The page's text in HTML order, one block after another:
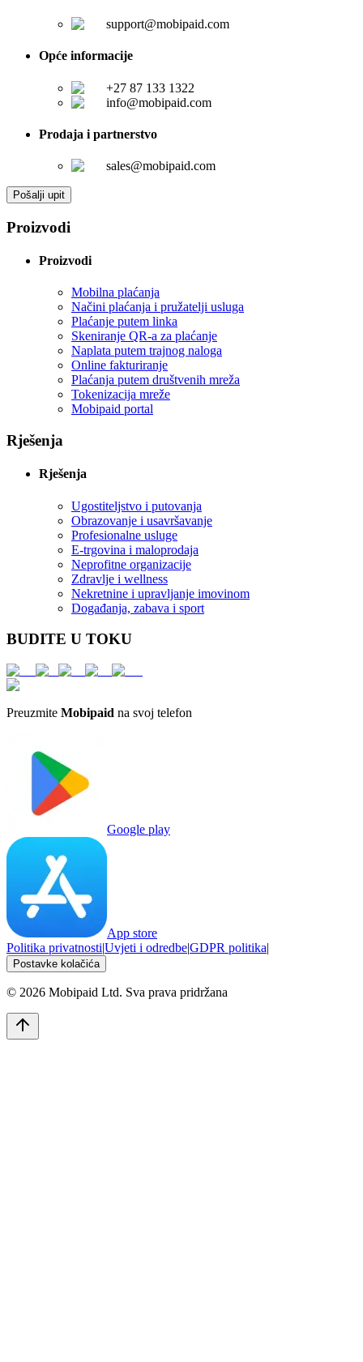
support@mobipaid.com
Opće informacije
+27 87 133 1322
info@mobipaid.com
Prodaja i partnerstvo
sales@mobipaid.com
Pošalji upit
Proizvodi
Proizvodi
Mobilna plaćanja
Načini plaćanja i pružatelji usluga
Plaćanje putem linka
Skeniranje QR-a za plaćanje
Naplata putem trajnog naloga
Online fakturiranje
Plaćanja putem društvenih mreža
Tokenizacija mreže
Mobipaid portal
Rješenja
Rješenja
Ugostiteljstvo i putovanja
Obrazovanje i usavršavanje
Profesionalne usluge
E-trgovina i maloprodaja
Neprofitne organizacije
Zdravlje i wellness
Nekretnine i upravljanje imovinom
Događanja, zabava i sport
BUDITE U TOKU
Preuzmite Mobipaid na svoj telefon
Google play
App store
Politika privatnosti|Uvjeti i odredbe|GDPR politika|
Postavke kolačića
© 2026 Mobipaid Ltd. Sva prava pridržana